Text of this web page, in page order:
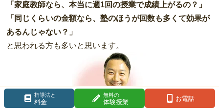
「家庭教師なら、本当に週1回の授業で成績上がるの？」
「同じくらいの金額なら、塾のほうが回数も多くて効果が
あるんじゃない？」
と思われる方も多いと思います。
指導法と
料金
無料の
体験授業 お電話